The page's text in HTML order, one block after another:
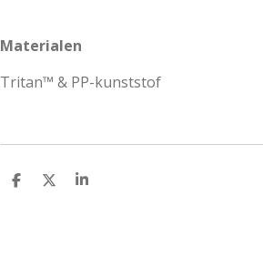
Materialen
Tritan™ & PP-kunststof
D
D
S